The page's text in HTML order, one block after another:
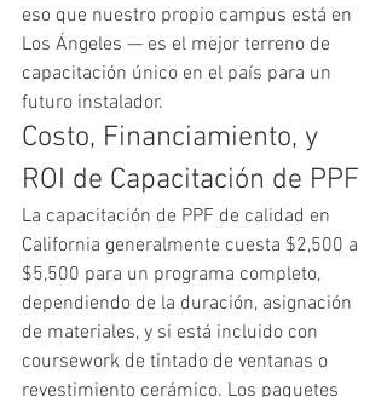
eso que nuestro propio campus está en
Los Ángeles — es el mejor terreno de
capacitación único en el país para un
futuro instalador.
Costo, Financiamiento, y
ROI de Capacitación de PPF
La capacitación de PPF de calidad en
California generalmente cuesta $2,500 a
$5,500 para un programa completo,
dependiendo de la duración, asignación
de materiales, y si está incluido con
coursework de tintado de ventanas o
revestimiento cerámico. Los paquetes